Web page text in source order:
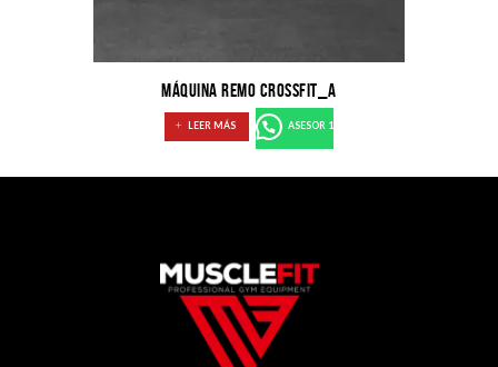
MÁQUINA REMO CROSSFIT_A
LEER MÁS ASESOR 1